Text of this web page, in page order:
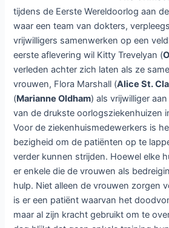
The Crimson
Britse dramaserie The
Field op één
29 oktober 2015/Nieuws/The
reactie achter
Vanaf 30
Belgische
historische